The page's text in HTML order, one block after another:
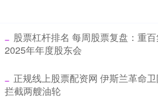
股票杠杆排名 每周股票复盘：重
2025年年度股东会
正规线上股票配资网 伊斯兰革命
拦截两艘油轮